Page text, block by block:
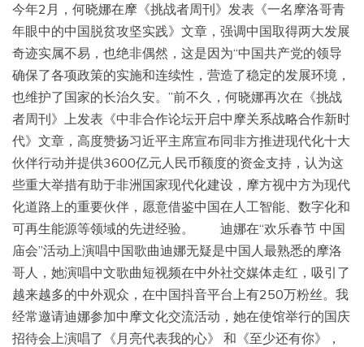
今年2月，何晓娜在摩《挑战者周刊》发表《一名摩洛哥青
年眼中的中国脱贫攻坚实践》文章，强调中国取得两大发展
奇迹实属不易，也绝非偶然，这是因为“中国共产党的领导
确保了各项政策的实施和连续性，营造了稳定的发展环境，
也维护了国家的长治久安。”前不久，何晓娜再次在《挑战
者周刊》上发表《中非合作论坛开启中摩关系战略合作新时
代》文章，高度赞扬习近平主席宣布同非方推进现代化十大
伙伴行动并提供3600亿元人民币额度的资金支持，认为这
些重大举措有助于非洲国家现代化建设，摩方视中方为现代
化道路上的重要伙伴，愿意借鉴中国在人工智能、数字化和
可再生能源等领域的先进经验。 迪娜在“欢乐春节 中国
庙会”活动上演唱中国歌曲迪娜无疑是中国人最熟悉的摩洛
哥人，她演唱中文歌曲短视频在中外社交媒体走红，吸引了
越来越多的中外观众，在中国抖音平台上有250万粉丝。我
经常邀请迪娜参加中摩文化交流活动，她在使馆举行的国庆
招待会上演唱了《月亮代表我的心》 和《至少还有你》，